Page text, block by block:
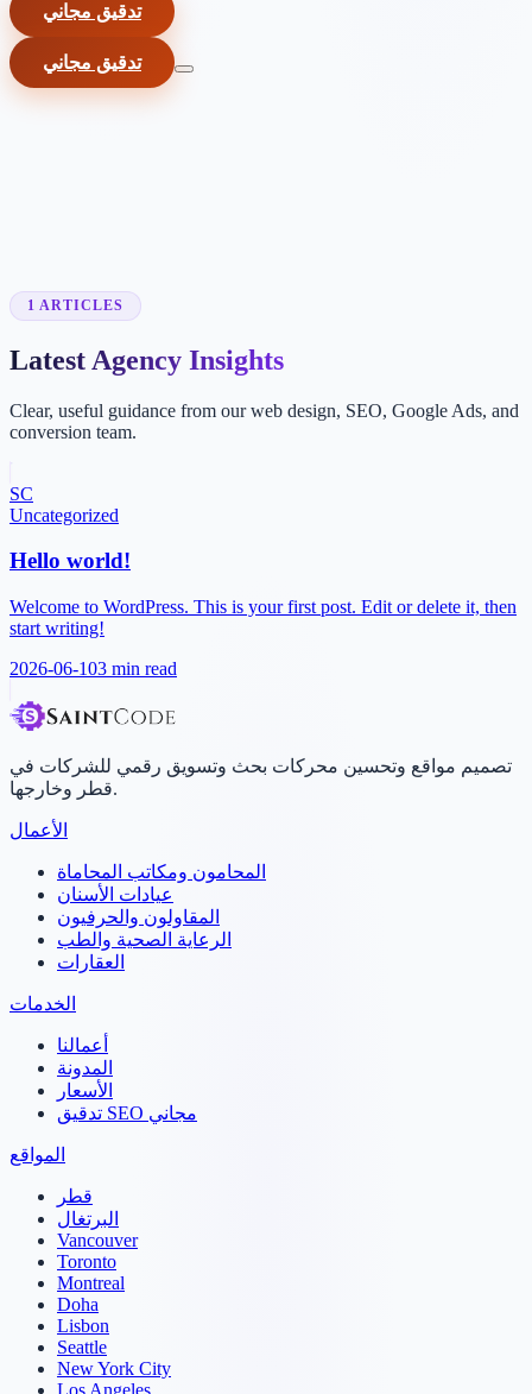
تدقيق مجاني
تدقيق مجاني
1 ARTICLES
Latest Agency Insights
Clear, useful guidance from our web design, SEO, Google Ads, and
conversion team.
SC
Uncategorized
Hello world!
Welcome to WordPress. This is your first post. Edit or delete it, then
start writing!
2026-06-103 min read
تصميم مواقع وتحسين محركات بحث وتسويق رقمي للشركات في
قطر وخارجها.
الأعمال
المحامون ومكاتب المحاماة
عيادات الأسنان
المقاولون والحرفيون
الرعاية الصحية والطب
العقارات
الخدمات
أعمالنا
المدونة
الأسعار
تدقيق SEO مجاني
المواقع
قطر
البرتغال
Vancouver
Toronto
Montreal
Doha
Lisbon
Seattle
New York City
Los Angeles